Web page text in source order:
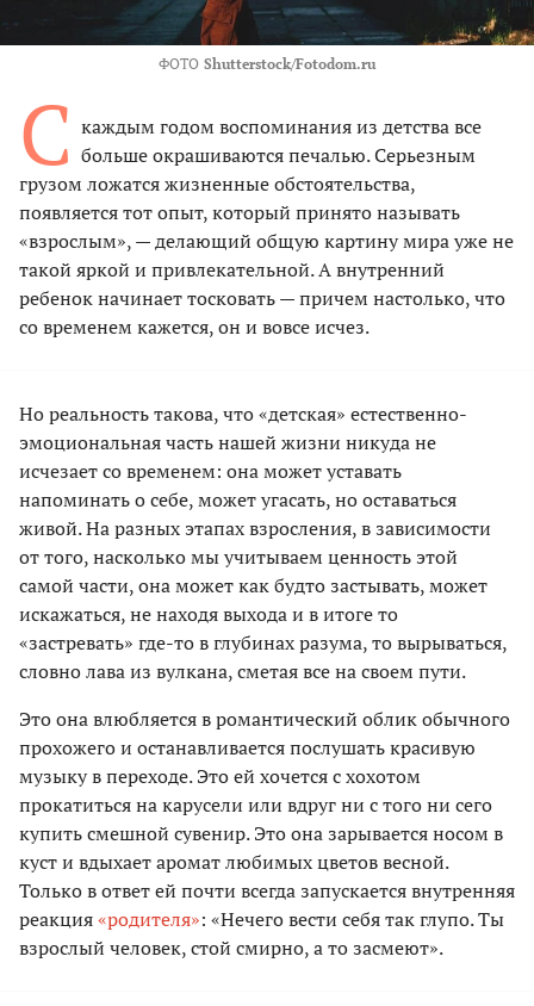
ФОТО Shutterstock/Fotodom.ru
С каждым годом воспоминания из детства все
больше окрашиваются печалью. Серьезным
грузом ложатся жизненные обстоятельства,
появляется тот опыт, который принято называть
«взрослым», — делающий общую картину мира уже не
такой яркой и привлекательной. А внутренний
ребенок начинает тосковать — причем настолько, что
со временем кажется, он и вовсе исчез.
Но реальность такова, что «детская» естественно-
эмоциональная часть нашей жизни никуда не
исчезает со временем: она может уставать
напоминать о себе, может угасать, но оставаться
живой. На разных этапах взросления, в зависимости
от того, насколько мы учитываем ценность этой
самой части, она может как будто застывать, может
искажаться, не находя выхода и в итоге то
«застревать» где-то в глубинах разума, то вырываться,
словно лава из вулкана, сметая все на своем пути.
Это она влюбляется в романтический облик обычного
прохожего и останавливается послушать красивую
музыку в переходе. Это ей хочется с хохотом
прокатиться на карусели или вдруг ни с того ни сего
купить смешной сувенир. Это она зарывается носом в
куст и вдыхает аромат любимых цветов весной.
Только в ответ ей почти всегда запускается внутренняя
реакция«родителя»: «Нечего вести себя так глупо. Ты
взрослый человек, стой смирно, а то засмеют».